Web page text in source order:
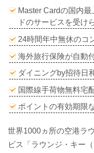
Master Cardの国内
ドのサービスを受け
24時間年中無休のコ
海外旅行保険が自動
ダイニングby招待日
国際線手荷物無料宅
ポイントの有効期限
世界1000ヵ所の空港ラ
ビス「ラウンジ・キー